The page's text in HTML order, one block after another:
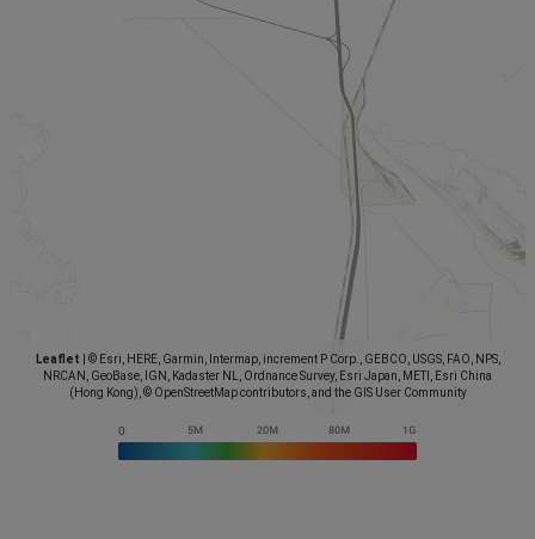
Leaflet
© Esri, HERE, Garmin, Intermap, increment P Corp., GEBCO, USGS, FAO, NPS,
NRCAN, GeoBase, IGN, Kadaster NL, Ordnance Survey, Esri Japan, METI, Esri China
(Hong Kong), © OpenStreetMap contributors, and the GIS User Community